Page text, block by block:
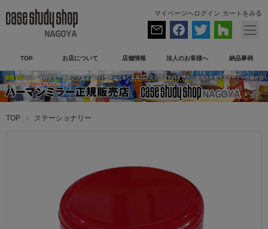
マイページへログイン カートをみる
TOP お店について 店舗情報 法人のお客様へ 納品事例
TOP ステーショナリー